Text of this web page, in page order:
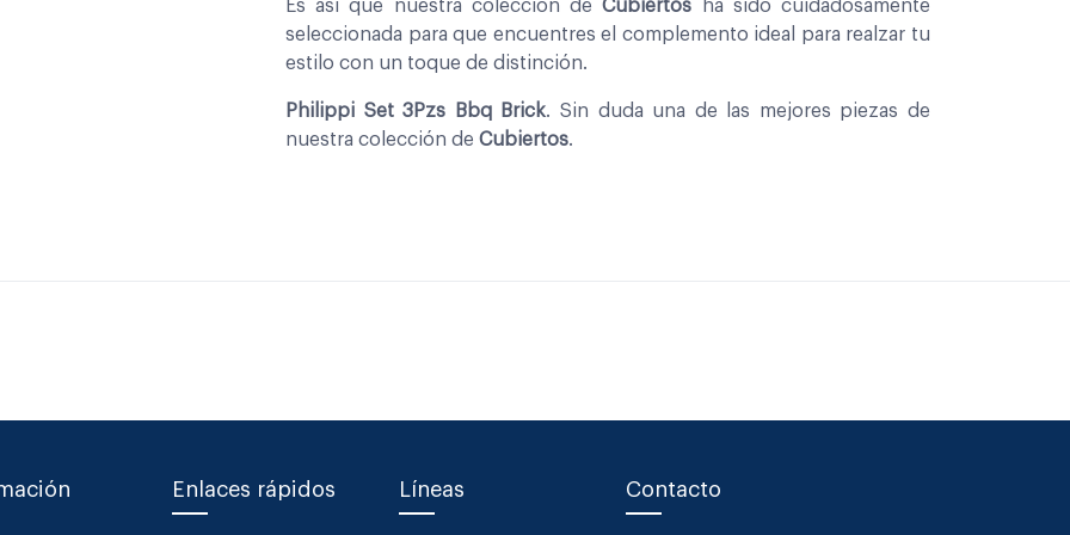
Es asi que nuestra coleccion deCubiertos ha sido cuidadosamente
seleccionada para que encuentres el complemento ideal para realzar tu
estilo con un toque de distinción.
Philippi Set 3Pzs Bbq Brick. Sin duda una de las mejores piezas de
nuestra colección de Cubiertos.
Enlaces rápidos Líneas Contacto